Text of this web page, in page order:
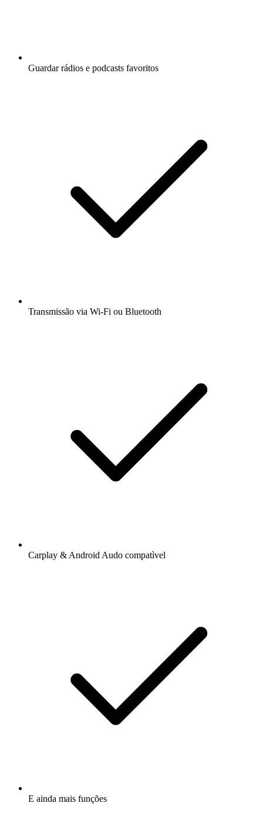
Guardar rádios e podcasts favoritos
Transmissão via Wi-Fi ou Bluetooth
Carplay & Android Audo compatìvel
E ainda mais funções